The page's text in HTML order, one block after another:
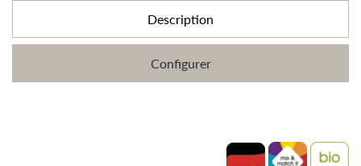
Description
Configurer